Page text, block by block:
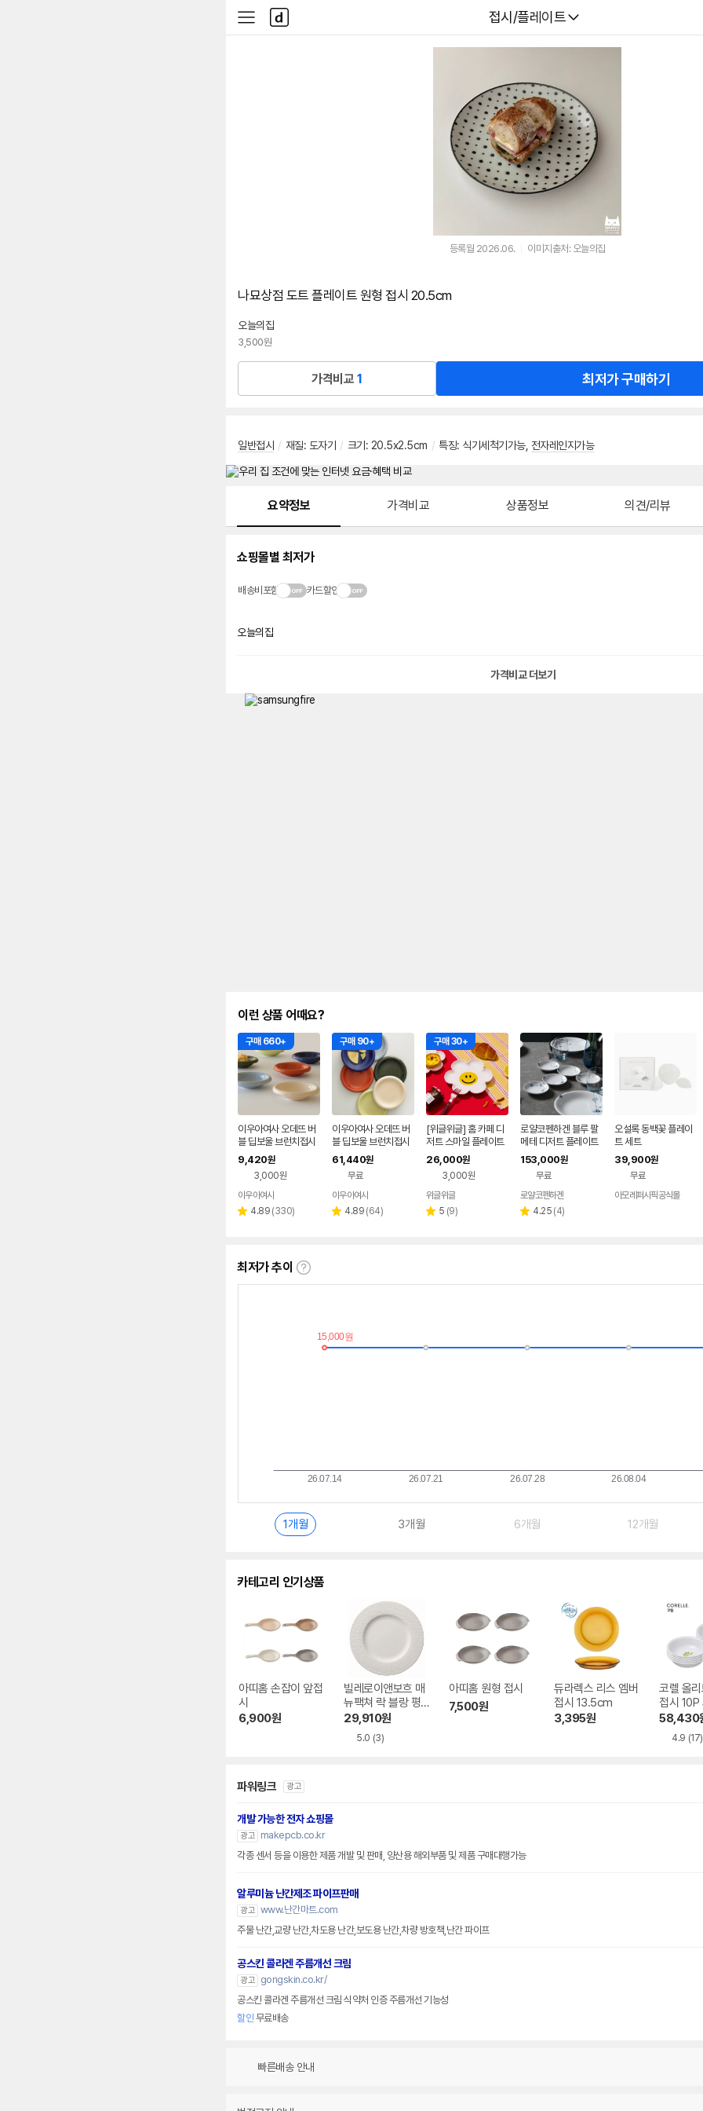
다나와
접시/플레이트
사
이
다
나
와
등록월 2026.06. 이미지출처: 오늘의집
나묘상점 도트 플레이트 원형 접시 20.5cm
오늘의집
3,500원
가격비교 1 최저가 구매하기
일반접시 / 재질: 도자기 / 크기 : 20.5x2.5cm / 특징: 식기세척기가능, 전자레인지가능
요약정보 가격비교 상품정보 의견/리뷰
쇼핑몰별 최저가
배송비포함 카드할인
오늘의집
가격비교 더보기
이런 상품 어때요?
구매 660+
이우아여사 오데뜨 버
블 딥보울 브런치접시
디저트그릇 파스타 플
레이트 빈티지 원형 앞
9,420원
3,000원
이우아여사
별 4.89 리
(330)
구매 90+
이우아여사 오데뜨 버
블 딥보울 브런치접시
6P 선물세트 디저트그
릇 파스타 플레이트 앞
접시
61,440원
무료
이우아여사
별 4.89 리
(64)
구매 30+
[위글위글] 홈 카페 디
저트 스마일 플레이트
2P 세트 - Smile We
Love
26,000원
3,000원
위글위글
별 5 리
(9)
로얄코펜하겐 블루 팔
메테 디저트 플레이트
세트 10cm (5P)
153,000원
무료
로얄코펜하겐
별 4.25 리
(4)
오설록 동백꽃 플레이
트 세트
39,900원
무료
아모레퍼시픽공식몰
최저가 추이
최
1개월 3개월 6개월 12개월
카테고리 인기상품
아띠홈 손잡이 앞접
시
6,900원
빌레로이앤보흐 매
뉴팩쳐 락 블랑 평
접시
29,910원
5.0 (3)
아띠홈 원형 접시
7,500원
듀라렉스 리스 엠버
접시 13.5cm
3,395원
코렐 올
접시 10P
58,430
4.9 (17)
파워링크 광고
개발 가능한 전자 쇼핑몰
광고
makepcb.co.kr
각종 센서 등을 이용한 제품 개발 및 판매, 양산용 해외부품 및 제품 구매대행가능
알루미늄 난간제조 파이프판매
광고 www.난간마트.com
주물 난간,교량 난간,차도용 난간,보도용 난간,차량 방호책,난간 파이프
공스킨 콜라겐 주름개선 크림
광고
gongskin.co.kr/
공스킨 콜라겐 주름개선 크림 식약처 인증 주름개선 기능성
할인 무료배송
빠른배송 안내